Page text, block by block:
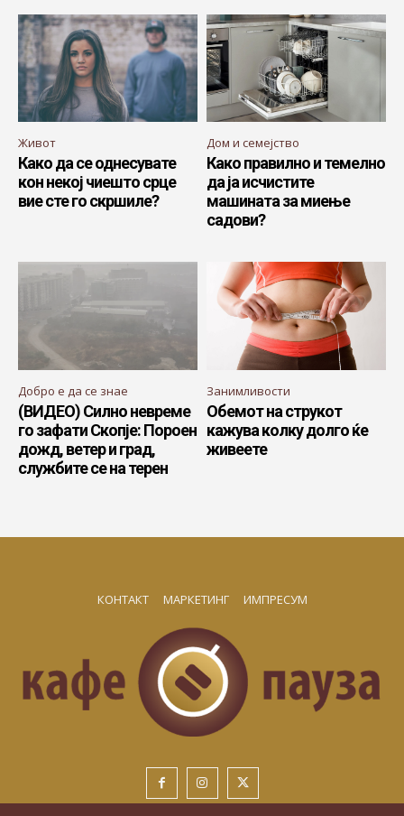
Живот
Како да се однесувате
кон некој чиешто срце
вие сте го скршиле?
Дом и семејство
Како правилно и темелно
да ја исчистите
машината за миење
садови?
Добро е да се знае
(ВИДЕО) Силно невреме
го зафати Скопје: Пороен
дожд, ветер и град,
службите се на терен
Занимливости
Обемот на струкот
кажува колку долго ќе
живеете
КОНТАКТ МАРКЕТИНГ ИМПРЕСУМ